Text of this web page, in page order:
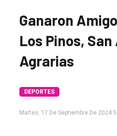
Ganaron
Los Pinos,
Agrarias
DEPORTES
Martes, 17 De Septiembre De 2024